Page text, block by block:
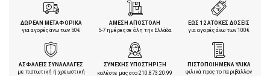
ΔΩΡΕΑΝ ΜΕΤΑΦΟΡΙΚΑ
για αγορές άνω των 50€
ΑΜΕΣΗ ΑΠΟΣΤΟΛΗ
5-7 ημέρες σε όλη την Ελλάδα
ΕΩΣ 12 ΑΤΟΚΕΣ ΔΟΣΕΙΣ
για αγορές άνω των 100€
ΑΣΦΑΛΕΙΣ ΣΥΝΑΛΛΑΓΕΣ
με πιστωτική ή χρεωστική
ΣΥΝΕΧΗΣ ΥΠΟΣΤΗΡΙΞΗ
καλέστε μας στο210.873.20.99
ΠΙΣΤΟΠΟΙΗΜΕΝΑ ΥΛΙΚΑ
φιλικά προς το περιβάλλον